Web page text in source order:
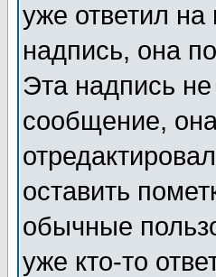
уже ответил
надпись, она
Эта надпись
сообщение,
оставить
обычные
уже кто-то